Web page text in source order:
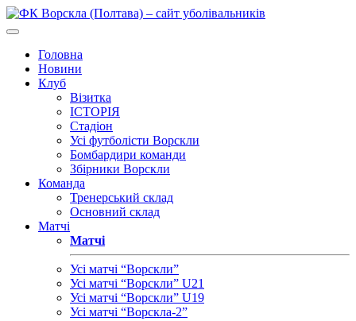
Головна
Новини
Клуб
Візитка
ІСТОРІЯ
Стадіон
Усі футболісти Ворскли
Бомбардири команди
Збірники Ворскли
Команда
Тренерський склад
Основний склад
Матчі
Матчі
Усі матчі “Ворскли”
Усі матчі “Ворскли” U21
Усі матчі “Ворскли” U19
Усі матчі “Ворскла-2”